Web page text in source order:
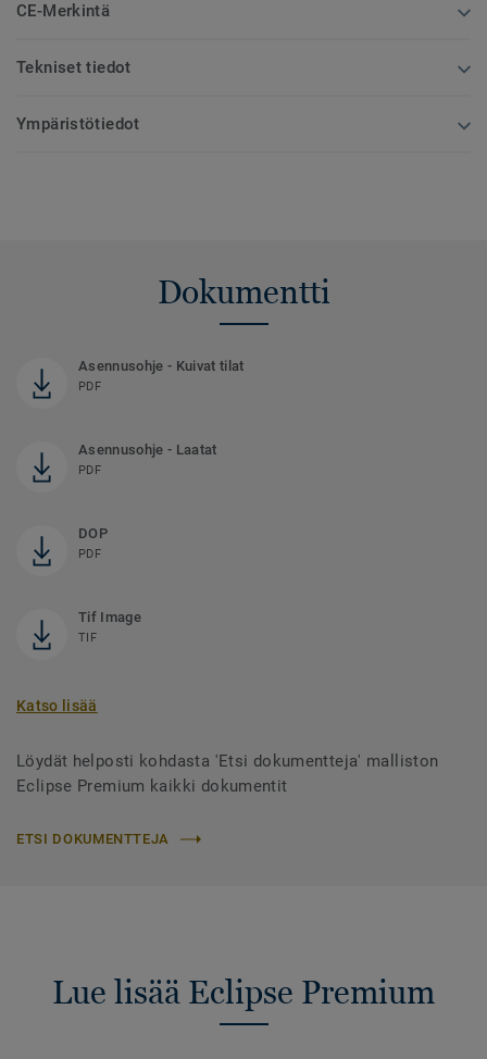
CE-Merkintä
Tekniset tiedot
Ympäristötiedot
Dokumentti
Asennusohje - Kuivat tilat
PDF
Asennusohje - Laatat
PDF
DOP
PDF
Tif Image
TIF
Katso lisää
Löydät helposti kohdasta 'Etsi dokumentteja' malliston
Eclipse Premium kaikki dokumentit
ETSI DOKUMENTTEJA
Lue lisää Eclipse Premium